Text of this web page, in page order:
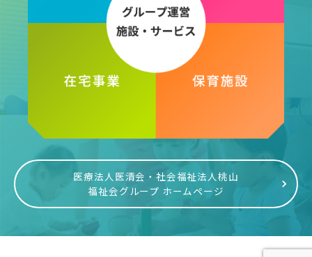
医療法人医清会・社会福祉法人桃山
福祉会グループ ホームページ